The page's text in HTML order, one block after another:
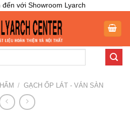
với Showroom Lyarch
/ GẠCH ỐP LÁT - VÁN SÀN